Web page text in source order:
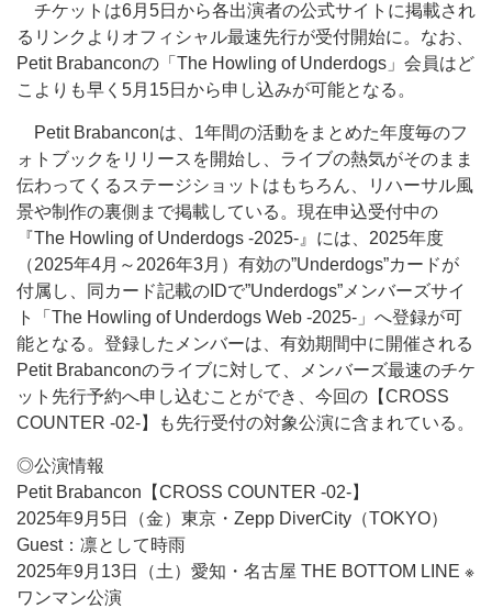
チケットは6月5日から各出演者の公式サイトに掲載され
るリンクよりオフィシャル最速先行が受付開始に。なお、
Petit Brabanconの「The Howling of Underdogs」会員はど
こよりも早く5月15日から申し込みが可能となる。
Petit Brabanconは、1年間の活動をまとめた年度毎のフ
ォトブックをリリースを開始し、ライブの熱気がそのまま
伝わってくるステージショットはもちろん、リハーサル風
景や制作の裏側まで掲載している。現在申込受付中の
『The Howling of Underdogs -2025-』には、2025年度
（2025年4月～2026年3月）有効の”Underdogs”カードが
付属し、同カード記載のIDで”Underdogs”メンバーズサイ
ト「The Howling of Underdogs Web -2025-」へ登録が可
能となる。登録したメンバーは、有効期間中に開催される
Petit Brabanconのライブに対して、メンバーズ最速のチケ
ット先行予約へ申し込むことができ、今回の【CROSS
COUNTER -02-】も先行受付の対象公演に含まれている。
◎公演情報
Petit Brabancon【CROSS COUNTER -02-】
2025年9月5日（金）東京・Zepp DiverCity（TOKYO）
Guest：凛として時雨
2025年9月13日（土）愛知・名古屋 THE BOTTOM LINE ※
ワンマン公演